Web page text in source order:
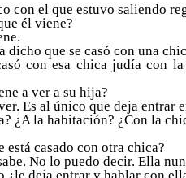
con el que estuvo saliendo
él viene?
a dicho que se casó con una
ó con esa chica judía con
a ver a su hija?
Es alúnico que deja entrar
¿ A la habitación? ¿Con la
está casado con otra chica?
No lo puedo decir. Ella